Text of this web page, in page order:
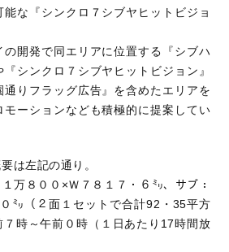
な『シンクロ７シブヤヒットビジョ
開発で同エリアに位置する『シブハ
シンクロ７シブヤヒットビジョン』
通りフラッグ広告』を含めたエリアを
ーションなども積極的に提案してい
は左記の通り。
万８００×Ｗ７８１７・６㍉、サブ：
㍉（２面１セットで合計92・35平方
時～午前０時（１日あたり17時間放